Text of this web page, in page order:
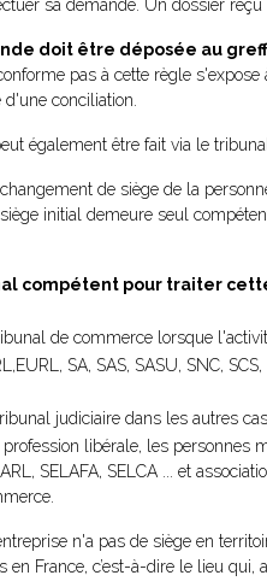
sa demande. Un dossier
doit être déposée au
pas à cette règle
d'une conciliation.
également être fait via le
de siège de la
initial demeure seul
compétent pour traiter
de commerce lorsque
SA, SAS, SASU, SNC, SCS,
tribunal judiciaire dans les autres
profession libérale, les personnes
SELAFA, SELCA ... et
n'a pas de siège en
en France, c’est-à-dire le lieu qui,